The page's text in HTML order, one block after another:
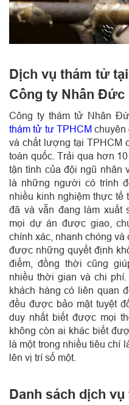
Dịch vụ thám tử
Công ty Nhân Đức
Công ty thám tử Nhân
thám tử tư TPHCMchuyên
và chất lượng tại TPHCM
toàn quốc. Trải qua hơn
tận tình của đội ngũ nhân
là những người có trình
nhiều kinh nghiệm thực tế
đã và vẫn đang làm xuất
mọi dự án được giao,
chính xác, nhanh chóng
được những quyết định
điểm, đồng thời cũng
nhiều thời gian và chi
khách hàng có liên quan
đều được bảo mật tuyệt
duy nhất biết được mọi
không còn ai khác biết
là một trong nhiều tiêu chí
lên vị trí số một.
Danh sách dịch